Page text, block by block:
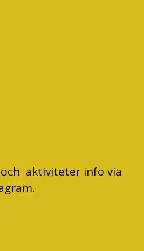
aktiviteter info via